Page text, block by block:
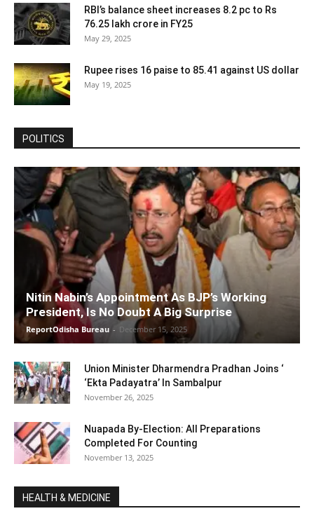
RBI’s balance sheet increases 8.2 pc to Rs
76.25 lakh crore in FY25
May 29, 2025
Rupee rises 16 paise to 85.41 against US dollar
May 19, 2025
POLITICS
Nitin Nabin’s Appointment As BJP’s Working
President, Is No Doubt A Big Surprise
ReportOdisha Bureau - December 15, 2025
Union Minister Dharmendra Pradhan Joins ‘
‘Ekta Padayatra’ In Sambalpur
November 26, 2025
Nuapada By-Election: All Preparations
Completed For Counting
November 13, 2025
HEALTH & MEDICINE